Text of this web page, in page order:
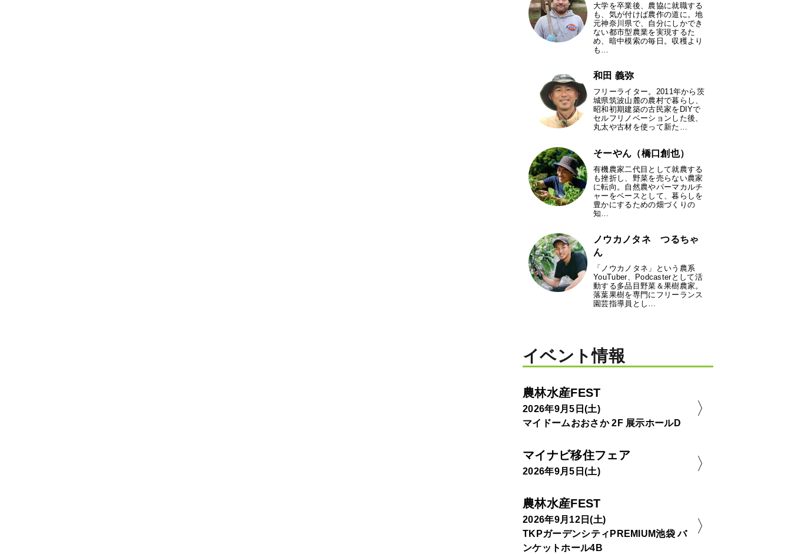
大学を卒業後、農協に就職する
も、気が付けば農作の道に。地
元神奈川県で、自分にしかでき
ない都市型農業を実現するた
め、暗中模索の毎日。収穫より
も…
和田 義弥
フリーライター。2011年から茨
城県筑波山麓の農村で暮らし、
昭和初期建築の古民家をDIYで
セルフリノベーションした後、
丸太や古材を使って新た…
そーやん（橋口創也）
有機農家二代目として就農する
も挫折し、野菜を売らない農家
に転向。自然農やパーマカルチ
ャーをベースとして、暮らしを
豊かにするための畑づくりの
知…
ノウカノタネ つるちゃ
ん
「ノウカノタネ」という農系
YouTuber、Podcasterとして活
動する多品目野菜＆果樹農家。
落葉果樹を専門にフリーランス
園芸指導員とし…
イベント情報
農林水産FEST
2026年9月5日(土)
マイドームおおさか 2F 展示ホールD
マイナビ移住フェア
2026年9月5日(土)
農林水産FEST
2026年9月12日(土)
TKPガーデンシティPREMIUM池袋 バ
ンケットホール4B